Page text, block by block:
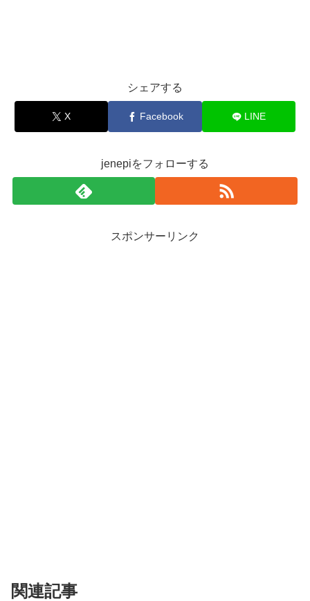
シェアする
X Facebook LINE
jenepiをフォローする
スポンサーリンク
関連記事